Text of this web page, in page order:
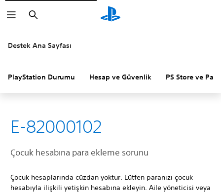
Arama
Destek Ana Sayfası
PlayStation Durumu Hesap ve Güvenlik PS Store ve
E-82000102
Çocuk hesabına para ekleme sorunu
Çocuk hesaplarında cüzdan yoktur. Lütfen paranızı çocuk
hesabıyla ilişkili yetişkin hesabına ekleyin. Aile yöneticisi veya